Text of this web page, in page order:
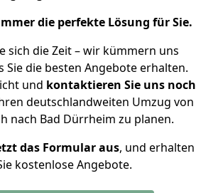
die perfekte Lösung für Sie.
sich die Zeit – wir kümmern uns
Sie die besten Angebote erhalten.
und kontaktieren Sie uns noch
deutschlandweiten Umzug von
nach Bad Dürrheim zu planen.
das Formular aus, und erhalten
kostenlose Angebote.